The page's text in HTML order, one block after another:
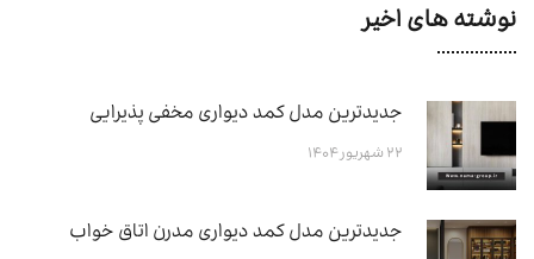
نوشته های اخیر
جدیدترین مدل کمد دیواری مخفی پذیرایی
۲۲ شهریور ۱۴۰۴
جدیدترین مدل کمد دیواری مدرن اتاق خواب